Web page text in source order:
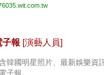
子報 [演藝人員]
韓國明星照片、最新娛樂資
子報。 ...